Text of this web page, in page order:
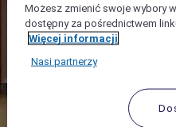
Możesz zmienić swoje wybory
dostępny za pośrednictwem
Więcej informacji
Nasi partnerzy